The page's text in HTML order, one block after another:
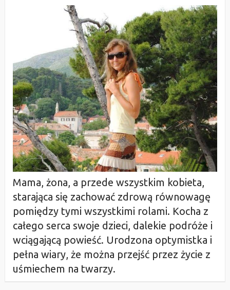
Mama, żona, a przede wszystkim kobieta,
starająca się zachować zdrową równowagę
pomiędzy tymi wszystkimi rolami. Kocha z
całego serca swoje dzieci, dalekie podróże i
wciągającą powieść. Urodzona optymistka i
pełna wiary, że można przejść przez życie z
uśmiechem na twarzy.